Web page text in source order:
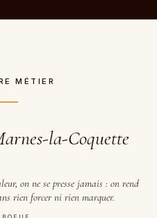
MÉTIER
la-Coquette
on ne se presse jamais : on rend
rien forcer ni rien marquer.